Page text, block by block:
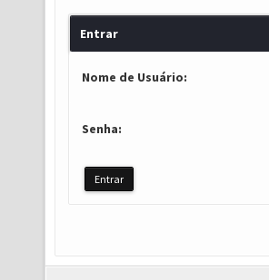
Entrar
Nome de Usuário:
Senha: